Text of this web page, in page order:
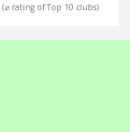
(⌀ rating of Top 10 clubs)